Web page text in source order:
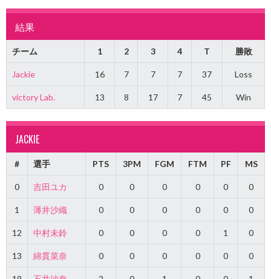
結果
チーム 1 2 3 4 T 勝敗
Jackie 16 7 7 7 37 Loss
victory Lab. 13 8 17 7 45 Win
JACKIE
# 選手 PTS 3PM FGM FTM PF MS
0 吉田ユカ 0 0 0 0 0 0
1 薄井沙織 0 0 0 0 0 0
12 中村未鈴 0 0 0 0 1 0
13 綿貫菜奈 0 0 0 0 0 0